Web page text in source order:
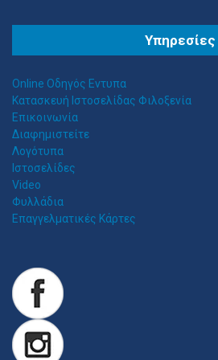
Υπηρεσίες
Online Οδηγός Εντυπα
Κατασκευή Ιστοσελίδας Φιλοξενία
Επικοινωνία
Διαφημιστείτε
Λογότυπα
Ιστοσελίδες
Video
Φυλλάδια
Επαγγελματικές Κάρτες